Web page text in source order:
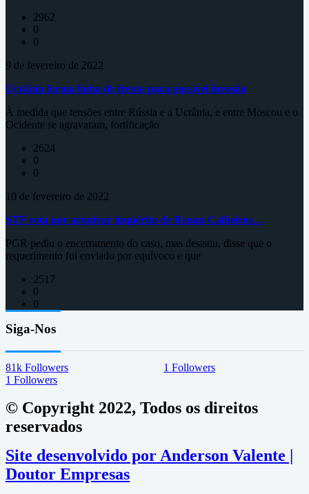
2962
0
0
9 de fevereiro de 2022
Ucrânia forma linha de frente para possível invasão
À medida que tensões entre Rússia e a Ucrânia, e entre Moscou e o
Ocidente se agravaram, fortificação
2624
0
0
10 de fevereiro de 2022
STF vota por arquivar inquérito de Renan Calheiros…
PGR pediu o encerramento do caso, mas desistiu, disse que o
requerimento foi enviado por equívoco e que
2517
0
0
Siga-Nos
81k Followers 1 Followers
1 Followers
© Copyright 2022, Todos os direitos
reservados
Site desenvolvido por Anderson Valente |
Doutor Empresas